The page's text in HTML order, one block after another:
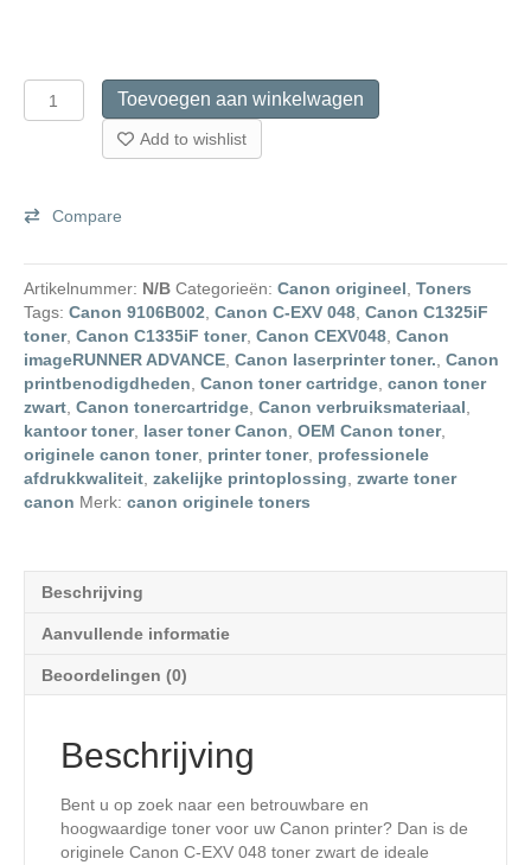
Originele
Canon
Toner
Toevoegen aan winkelwagen
Add to wishlist
Compare
Artikelnummer: N/B Categorieën: Canon origineel, Toners
Tags: Canon 9106B002, Canon C-EXV 048, Canon C1325iF
toner, Canon C1335iF toner, Canon CEXV048, Canon
imageRUNNER ADVANCE, Canon laserprinter toner., Canon
printbenodigdheden, Canon toner cartridge, canon toner
zwart, Canon tonercartridge, Canon verbruiksmateriaal,
kantoor toner, laser toner Canon, OEM Canon toner,
originele canon toner, printer toner, professionele
afdrukkwaliteit, zakelijke printoplossing, zwarte toner
canon Merk: canon originele toners
Beschrijving
Aanvullende informatie
Beoordelingen (0)
Beschrijving
Bent u op zoek naar een betrouwbare en
hoogwaardige toner voor uw Canon printer? Dan is de
originele Canon C-EXV 048 toner zwart de ideale